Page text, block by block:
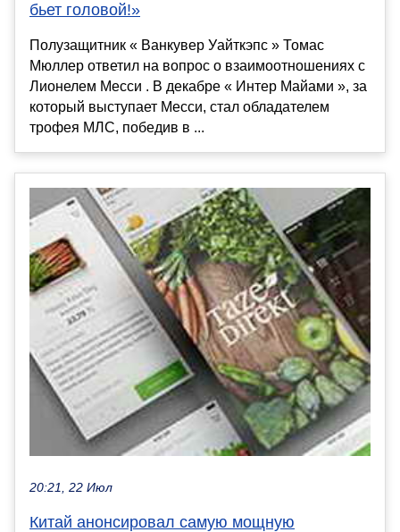
бьет головой!»
Полузащитник « Ванкувер Уайткэпс » Томас
Мюллер ответил на вопрос о взаимоотношениях с
Лионелем Месси . В декабре « Интер Майами », за
который выступает Месси, стал обладателем
трофея МЛС, победив в ...
20:21, 22 Июл
Китай анонсировал самую мощную